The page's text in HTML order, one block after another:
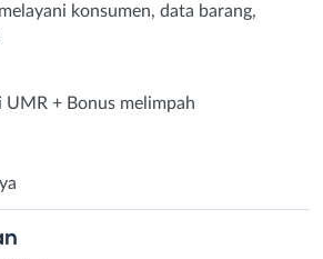
konsumen, data barang,
UMR + Bonus melimpah